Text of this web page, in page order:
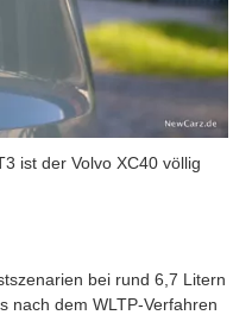
ist der Volvo XC40 völlig
bei rund 6,7 Litern
nach dem WLTP-Verfahren